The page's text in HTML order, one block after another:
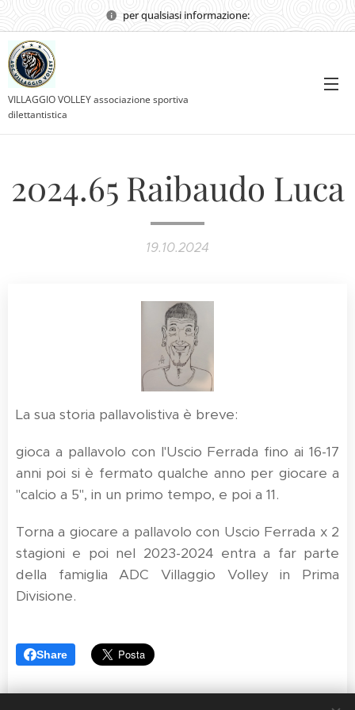
per qualsiasi informazione:
VILLAGGIO VOLLEY associazione sportiva
dilettantistica
2024.65 Raibaudo Luca
19.10.2024
La sua storia pallavolistiva è breve:
gioca a pallavolo con l'Uscio Ferrada fino ai 16-17
anni poi si è fermato qualche anno per giocare a
"calcio a 5", in un primo tempo, e poi a 11.
Torna a giocare a pallavolo con Uscio Ferrada x 2
stagioni e poi nel 2023-2024 entra a far parte
della famiglia ADC Villaggio Volley in Prima
Divisione.
Share